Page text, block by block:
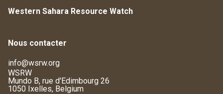
Western Sahara Resource Watch
Nous contacter
info@wsrw.org
WSRW
Mundo B, rue d'Edimbourg 26
1050 Ixelles, Belgium